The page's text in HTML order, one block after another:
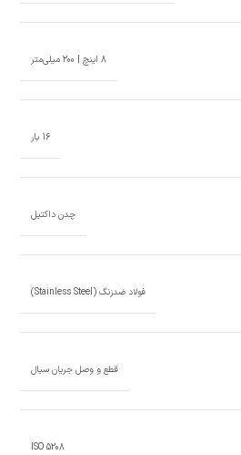
8 اینچ | 200 میلی‌متر
16 بار
چدن داکتیل
فولاد ضد‌زنگ (Stainless Steel)
قطع و وصل جریان سیال
ISO 5208